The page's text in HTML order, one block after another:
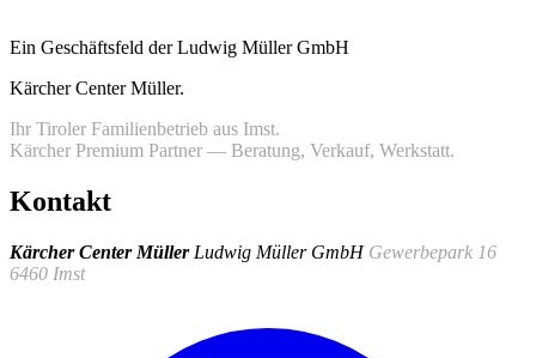
Ein Geschäftsfeld der Ludwig Müller GmbH
Kärcher Center Müller.
Ihr Tiroler Familienbetrieb aus Imst.
Kärcher Premium Partner — Beratung, Verkauf, Werkstatt.
Kontakt
Kärcher Center Müller Ludwig Müller GmbH Gewerbepark 16
6460 Imst